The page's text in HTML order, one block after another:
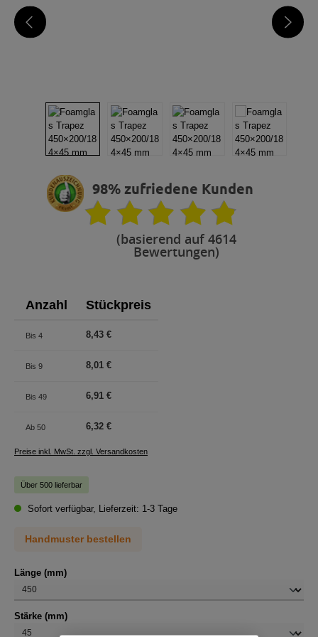
98% zufriedene Kunden
(basierend auf 4614
Bewertungen)
Anzahl Stückpreis
Bis 4 8,43 €
Bis 9 8,01 €
Bis 49 6,91 €
Ab 50 6,32 €
Preise inkl. MwSt. zzgl. Versandkosten
Über 500 lieferbar
Sofort verfügbar, Lieferzeit: 1-3 Tage
Handmuster bestellen
Länge (mm)auswählen
Stärke (mm)auswählen